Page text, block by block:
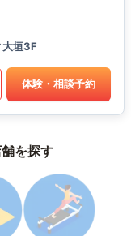
大垣3F
体験・相談予約
を探す